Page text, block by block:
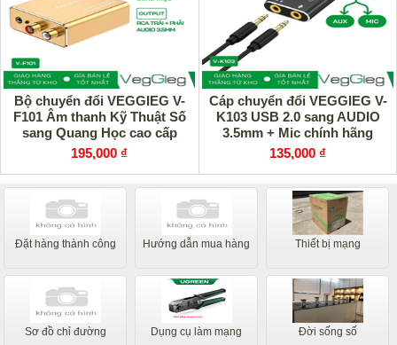
Bộ chuyển đổi VEGGIEG V-
F101 Âm thanh Kỹ Thuật Số
sang Quang Học cao cấp
195,000 ₫
Cáp chuyển đổi VEGGIEG V-
K103 USB 2.0 sang AUDIO
3.5mm + Mic chính hãng
135,000 ₫
Đặt hàng thành công Hướng dẫn mua hàng Thiết bị mạng
Sơ đồ chỉ đường Dụng cụ làm mạng Đời sống số